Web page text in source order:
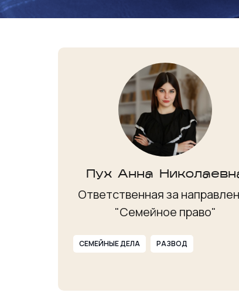
Пух Анна
Ответственная за
"Семейное право"
СЕМЕЙНЫЕ ДЕЛА РАЗВОД